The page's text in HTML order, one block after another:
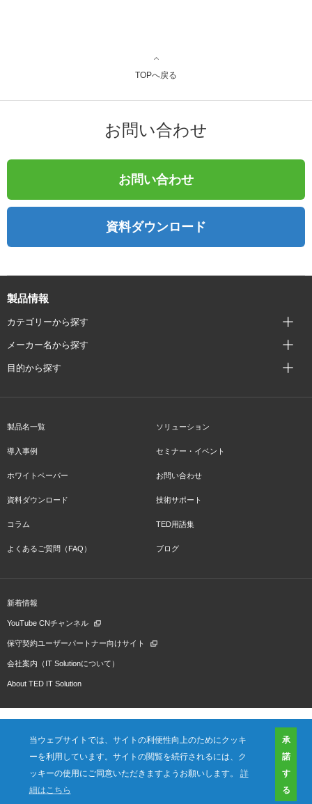
当ウェブサイトでは、サイトの利便性向上のためにクッキ
ーを利用しています。サイトの閲覧を続行されるには、ク
ッキーの使用にご同意いただきますようお願いします。 詳
細はこちら
承
諾
す
る
TOPへ戻る
お問い合わせ
お問い合わせ
資料ダウンロード
製品情報
カテゴリーから探す
メーカー名から探す
目的から探す
製品名一覧 ソリューション
導入事例 セミナー・イベント
ホワイトペーパー お問い合わせ
資料ダウンロード 技術サポート
コラム TED用語集
よくあるご質問（FAQ） ブログ
新着情報
YouTube CNチャンネル
保守契約ユーザーパートナー向けサイト
会社案内（IT Solutionについて）
About TED IT Solution
会社概要 ご利用規約 プライバシーポリシー
プレスリリース（プロダクト)
お問い合わせ